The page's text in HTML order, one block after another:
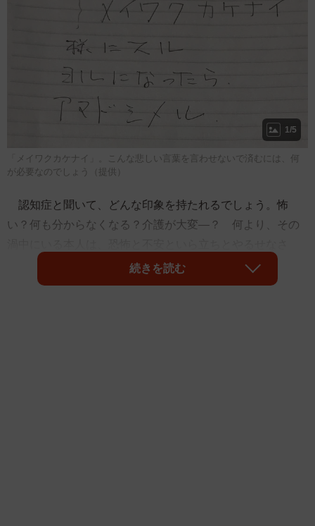
1/5
「メイワクカケナイ」。こんな悲しい言葉を言わせないで済むには、何
が必要なのでしょう（提供）
認知症と聞いて、どんな印象を持たれるでしょう。怖
い？何も分からなくなる？介護が大変―？ 何より、その
と…どれほどの思いを抱えているでしょう。そんな思いが
記された亡き父のノートを発見した息子さんのツイートが
続きを読む